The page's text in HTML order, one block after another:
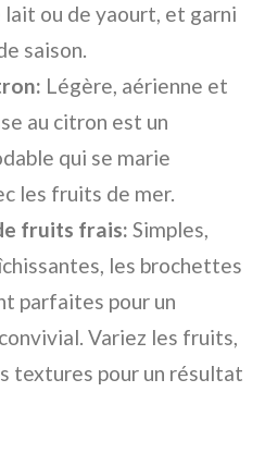
lait ou de yaourt, et garni
saison.
Légère, aérienne et
au citron est un
qui se marie
les fruits de mer.
fruits frais: Simples,
les brochettes
parfaites pour un
Variez les fruits,
textures pour un résultat